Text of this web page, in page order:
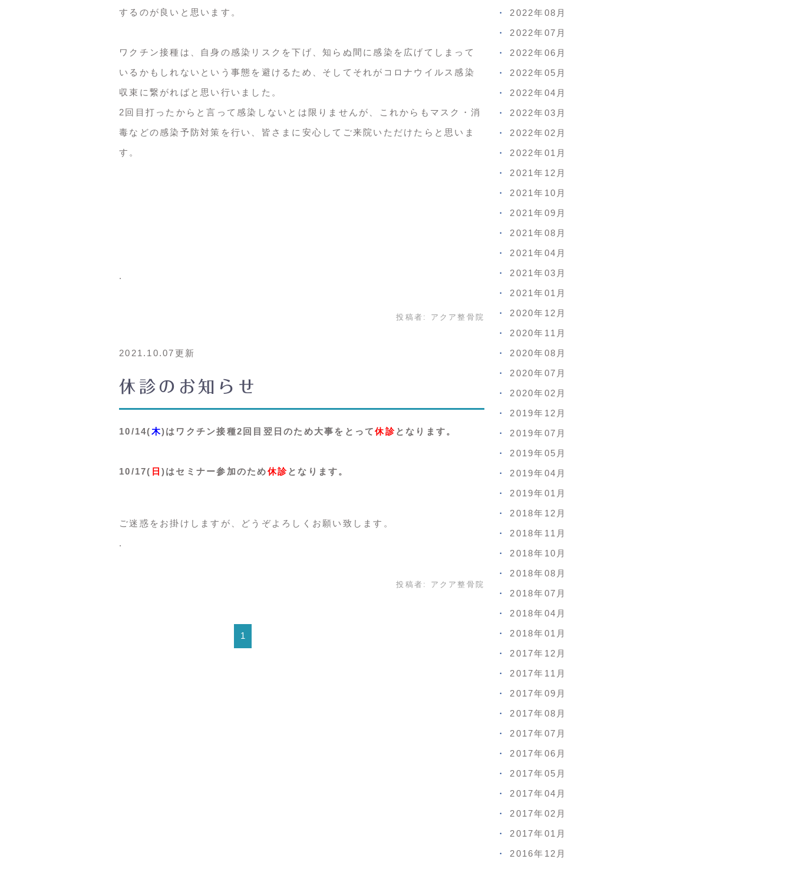
するのが良いと思います。
ワクチン接種は、自身の感染リスクを下げ、知らぬ間に感染を広げてしまって
いるかもしれないという事態を避けるため、そしてそれがコロナウイルス感染
収束に繋がればと思い行いました。
2回目打ったからと言って感染しないとは限りませんが、これからもマスク・消
毒などの感染予防対策を行い、皆さまに安心してご来院いただけたらと思いま
す。
投稿者: アクア整骨院
2021.10.07更新
休診のお知らせ
10/14(木)はワクチン接種2回目翌日のため大事をとって休診となります。
10/17( 日 )はセミナー参加のため休診となります。
ご迷惑をお掛けしますが、どうぞよろしくお願い致します。
投稿者: アクア整骨院
1
2022年08月
2022年07月
2022年06月
2022年05月
2022年04月
2022年03月
2022年02月
2022年01月
2021年12月
2021年10月
2021年09月
2021年08月
2021年04月
2021年03月
2021年01月
2020年12月
2020年11月
2020年08月
2020年07月
2020年02月
2019年12月
2019年07月
2019年05月
2019年04月
2019年01月
2018年12月
2018年11月
2018年10月
2018年08月
2018年07月
2018年04月
2018年01月
2017年12月
2017年11月
2017年09月
2017年08月
2017年07月
2017年06月
2017年05月
2017年04月
2017年02月
2017年01月
2016年12月